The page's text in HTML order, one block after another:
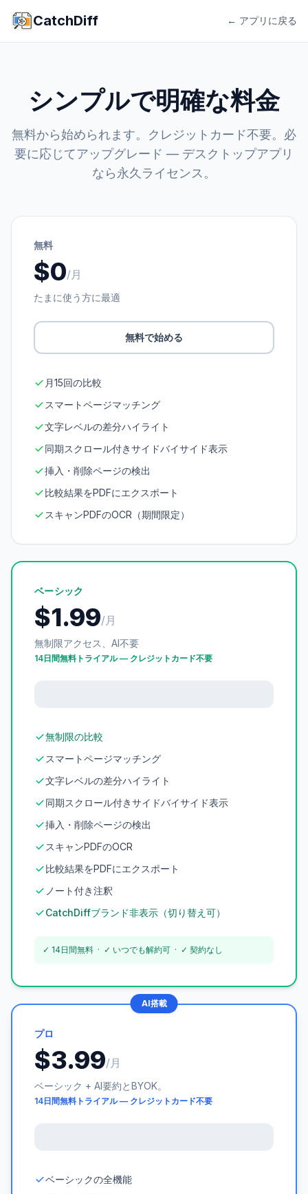
CatchDiff ← アプリに戻る
シンプルで明確な料金
無料から始められます。クレジットカード不要。必
要に応じてアップグレード — デスクトップアプリ
なら永久ライセンス。
無料
$0/月
たまに使う方に最適
無料で始める
月15回の比較
スマートページマッチング
文字レベルの差分ハイライト
同期スクロール付きサイドバイサイド表示
挿入・削除ページの検出
比較結果をPDFにエクスポート
スキャンPDFのOCR（期間限定）
ベーシック
$1.99/月
無制限アクセス、AI不要
14日間無料トライアル — クレジットカード不要
無制限の比較
スマートページマッチング
文字レベルの差分ハイライト
同期スクロール付きサイドバイサイド表示
挿入・削除ページの検出
スキャンPDFのOCR
比較結果をPDFにエクスポート
ノート付き注釈
CatchDiffブランド非表示（切り替え可）
✓ 14日間無料 · ✓ いつでも解約可 · ✓ 契約なし
AI搭載
プロ
$3.99/月
ベーシック + AI要約とBYOK。
14日間無料トライアル — クレジットカード不要
ベーシックの全機能